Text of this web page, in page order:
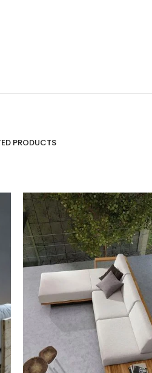
PRODUCTS